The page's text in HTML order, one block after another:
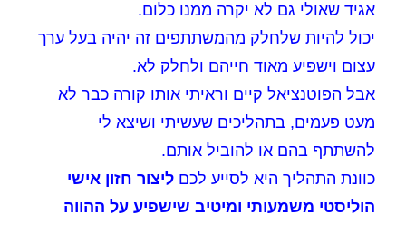
אגיד שאולי גם לא יקרה ממנו כלום.
יכול להיות שלחלק מהמשתתפים זה יהיה בעל ערך
עצום וישפיע מאוד חייהם ולחלק לא.
אבל הפוטנציאל קיים וראיתי אותו קורה כבר לא
מעט פעמים, בתהליכים שעשיתי ושיצא לי
להשתתף בהם או להוביל אותם.
כוונת התהליך היא לסייע לכםליצור חזון אישי
הוליסטי משמעותי ומיטיב שישפיע על ההווה